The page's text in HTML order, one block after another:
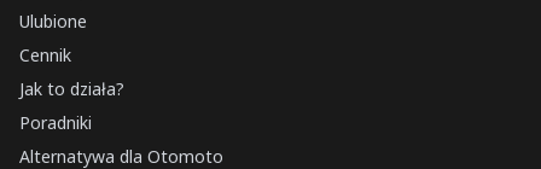
Ulubione
Cennik
Jak to działa?
Poradniki
Alternatywa dla Otomoto